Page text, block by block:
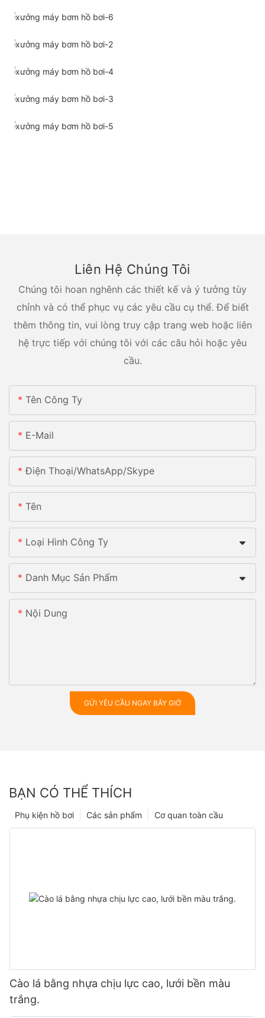
Liên Hệ Chúng Tôi
Chúng tôi hoan nghênh các thiết kế và ý tưởng tùy
chỉnh và có thể phục vụ các yêu cầu cụ thể. Để biết
thêm thông tin, vui lòng truy cập trang web hoặc liên
hệ trực tiếp với chúng tôi với các câu hỏi hoặc yêu
cầu.
Tên Công Ty
E-Mail
Điện Thoại/whatsApp/skype
Tên
Loại Hình Công Ty
Danh Mục Sản Phẩm
Nội Dung
GỬI YÊU CẦU NGAY BÂY GIỜ
BẠN CÓ THỂ THÍCH
Cơ quan toàn cầu
Các sản phẩm
Phụ kiện hồ bơi
Cào lá bằng nhựa chịu lực cao, lưới bền màu
trắng.